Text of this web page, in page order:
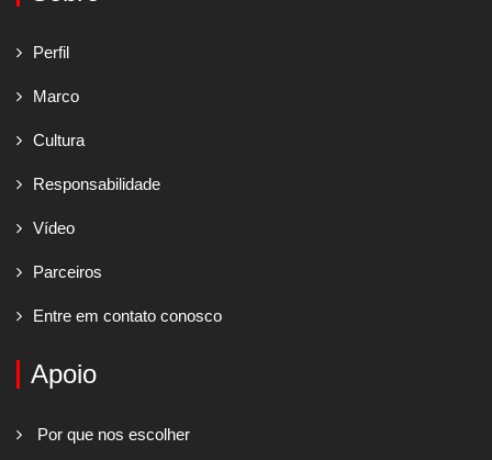
Perfil
Marco
Cultura
Responsabilidade
Vídeo
Parceiros
Entre em contato conosco
Apoio
Por que nos escolher